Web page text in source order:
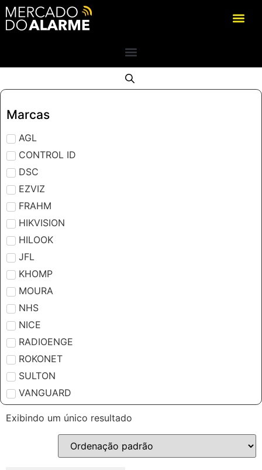
Marcas
AGL
CONTROL ID
DSC
EZVIZ
FRAHM
HIKVISION
HILOOK
JFL
KHOMP
MOURA
NHS
NICE
RADIOENGE
ROKONET
SULTON
VANGUARD
Exibindo um único resultado